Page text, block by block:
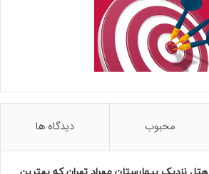
محبوب دیدگاه ها